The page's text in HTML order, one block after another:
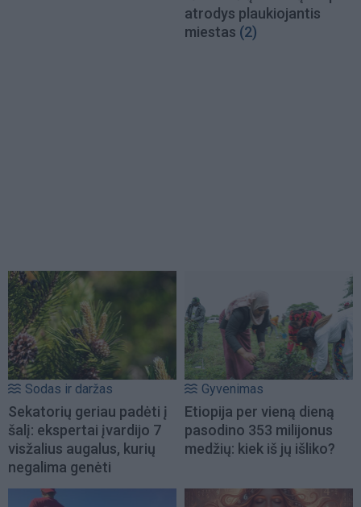
atrodys plaukiojantis
miestas (2)
Sodas ir daržas
Sekatorių geriau padėti į
šalį: ekspertai įvardijo 7
visžalius augalus, kurių
negalima genėti
Gyvenimas
Etiopija per vieną dieną
pasodino 353 milijonus
medžių: kiek iš jų išliko?